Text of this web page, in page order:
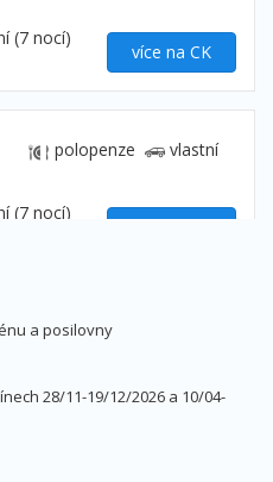
(7 nocí)
více na CK
polopenze vlastní
(7 nocí)
více na CK
polopenze
(7 nocí)
více na CK
a posilovny
28/11-19/12/2026 a 10/04-